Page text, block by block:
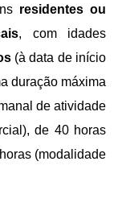
residentes ou
, com idades
(à data de início
duração máxima
de atividade
de 40 horas
(modalidade